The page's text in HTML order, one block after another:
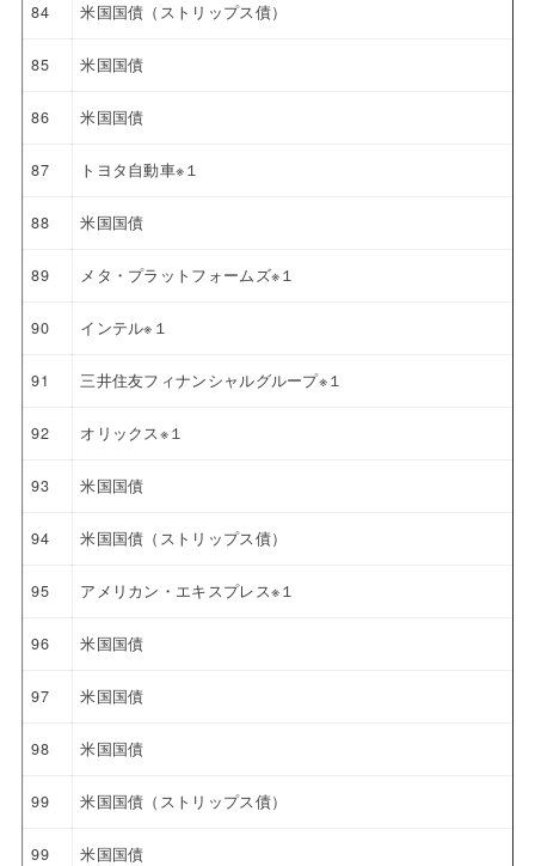
84 米国国債（ストリップス債）
85 米国国債
86 米国国債
87 トヨタ自動車※１
88 米国国債
89 メタ・プラットフォームズ※１
90 インテル※１
91 三井住友フィナンシャルグループ※１
92 オリックス※１
93 米国国債
94 米国国債（ストリップス債）
95 アメリカン・エキスプレス※１
96 米国国債
97 米国国債
98 米国国債
99 米国国債（ストリップス債）
99 米国国債